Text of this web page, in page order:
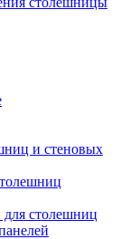
и стеновых
столешниц